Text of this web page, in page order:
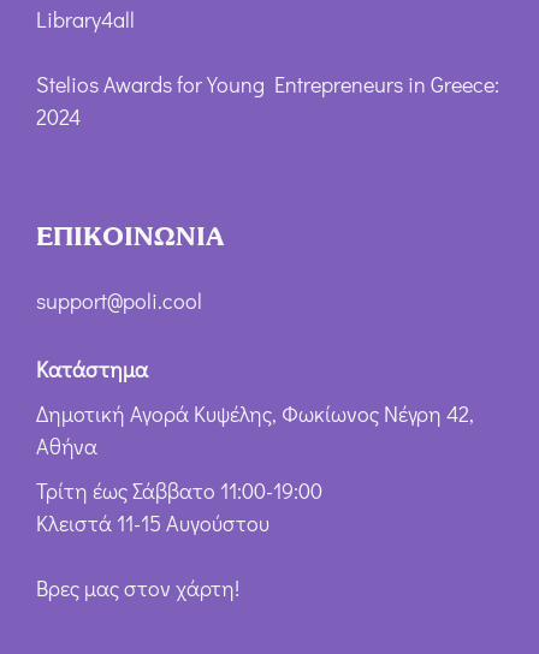
Library4all
Stelios Awards for Young Entrepreneurs in Greece:
2024
ΕΠΙΚΟΙΝΩΝΙΑ
support@poli.cool
Κατάστημα
Δημοτική Αγορά Κυψέλης, Φωκίωνος Νέγρη 42,
Αθήνα
Τρίτη έως Σάββατο 11:00-19:00
Κλειστά 11-15 Αυγούστου
Βρες μας στον χάρτη!